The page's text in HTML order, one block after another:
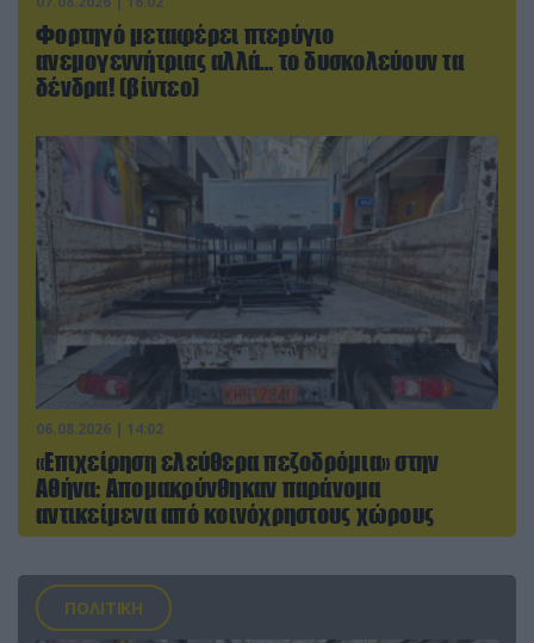
Φορτηγό μεταφέρει πτερύγιο
ανεμογεννήτριας αλλά… το δυσκολεύουν τα
δένδρα! (βίντεο)
06.08.2026 | 14:02
«Επιχείρηση ελεύθερα πεζοδρόμια» στην
Αθήνα: Απομακρύνθηκαν παράνομα
αντικείμενα από κοινόχρηστους χώρους
ΠΟΛΙΤΙΚΗ